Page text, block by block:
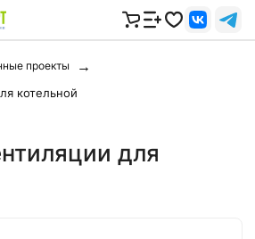
проекты
котельной
для